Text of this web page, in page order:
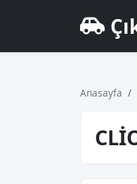
Anasayfa